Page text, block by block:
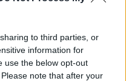
to third parties, or
information for
use the below opt-out
note that after your
ha emesso i numeri
poiché ci
il test si
o strutture